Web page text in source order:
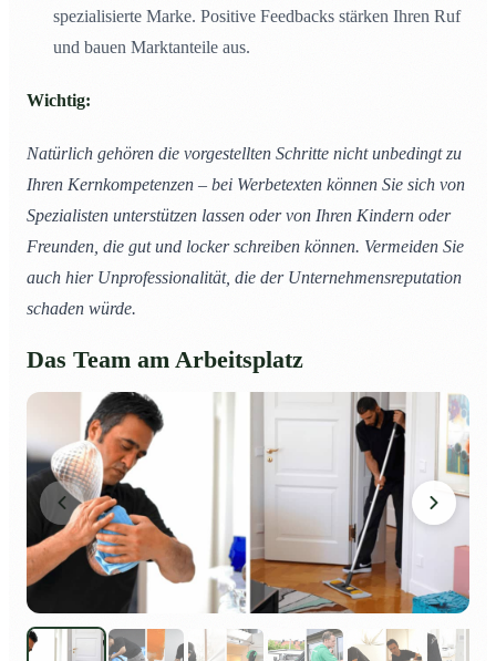
spezialisierte Marke. Positive Feedbacks stärken Ihren Ruf
und bauen Marktanteile aus.
Wichtig:
Natürlich gehören die vorgestellten Schritte nicht unbedingt zu
Ihren Kernkompetenzen – bei Werbetexten können Sie sich von
Spezialisten unterstützen lassen oder von Ihren Kindern oder
Freunden, die gut und locker schreiben können. Vermeiden Sie
auch hier Unprofessionalität, die der Unternehmensreputation
schaden würde.
Das Team am Arbeitsplatz